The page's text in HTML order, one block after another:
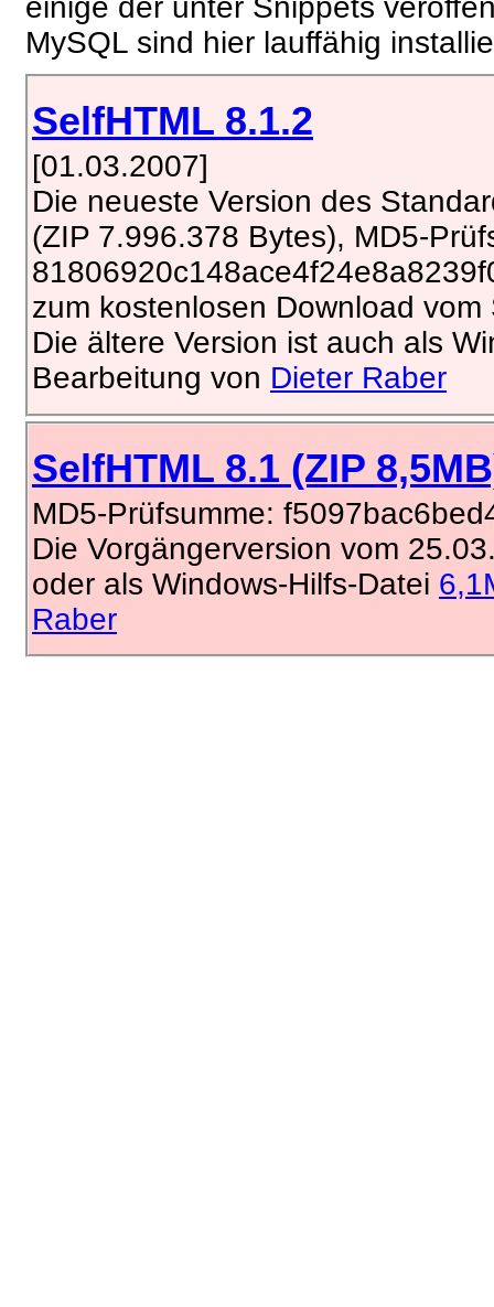
einige der unter Snippets
MySQL sind hier lauffähig
SelfHTML 8.1.2
[01.03.2007]
Die neueste Version des
(ZIP 7.996.378 Bytes), MD5-
zum kostenlosen Download
Die ältere Version ist auch als
Bearbeitung von Dieter Raber
SelfHTML 8.1 (ZIP
MD5-Prüfsumme:
Die Vorgängerversion vom
oder als Windows-Hilfs-Datei
Raber